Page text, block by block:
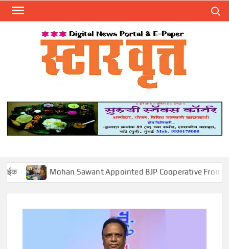
Skip
Mohan Sawant Appointed BJP Cooperative Front Vice